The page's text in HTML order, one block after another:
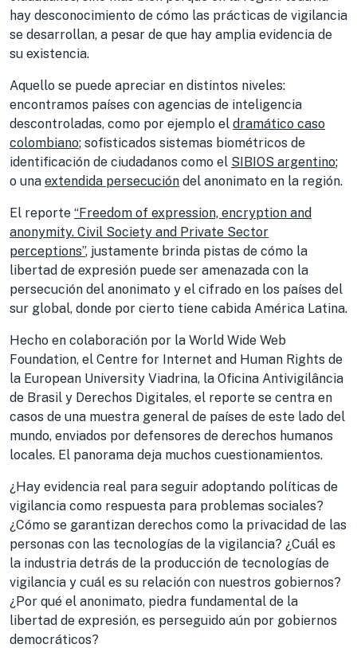
hay desconocimiento de cómo las prácticas de vigilancia
se desarrollan, a pesar de que hay amplia evidencia de
su existencia.
Aquello se puede apreciar en distintos niveles:
encontramos países con agencias de inteligencia
descontroladas, como por ejemplo el dramático caso
colombiano; sofisticados sistemas biométricos de
identificación de ciudadanos como el SIBIOS argentino;
o una extendida persecución del anonimato en la región.
El reporte “Freedom of expression, encryption and
anonymity. Civil Society and Private Sector
perceptions”, justamente brinda pistas de cómo la
libertad de expresión puede ser amenazada con la
persecución del anonimato y el cifrado en los países del
sur global, donde por cierto tiene cabida América Latina.
Hecho en colaboración por la World Wide Web
Foundation, el Centre for Internet and Human Rights de
la European University Viadrina, la Oficina Antivigilância
de Brasil y Derechos Digitales, el reporte se centra en
casos de una muestra general de países de este lado del
mundo, enviados por defensores de derechos humanos
locales. El panorama deja muchos cuestionamientos.
¿Hay evidencia real para seguir adoptando políticas de
vigilancia como respuesta para problemas sociales?
¿Cómo se garantizan derechos como la privacidad de las
personas con las tecnologías de la vigilancia? ¿Cuál es
la industria detrás de la producción de tecnologías de
vigilancia y cuál es su relación con nuestros gobiernos?
¿Por qué el anonimato, piedra fundamental de la
libertad de expresión, es perseguido aún por gobiernos
democráticos?